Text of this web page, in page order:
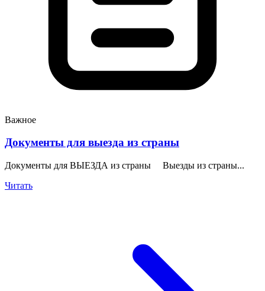
Важное
Документы для выезда из страны
Документы для ВЫЕЗДА из страны Выезды из страны...
Читать